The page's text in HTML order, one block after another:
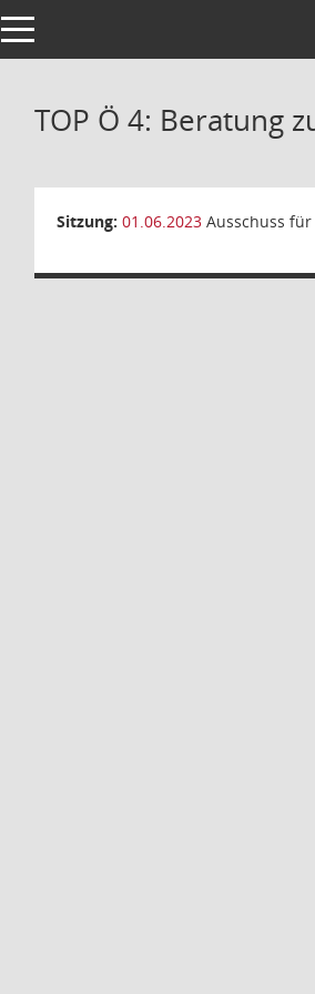
Toggle navigation
TOP Ö 4: Beratung
Sitzung: 01.06.2023 Ausschuss